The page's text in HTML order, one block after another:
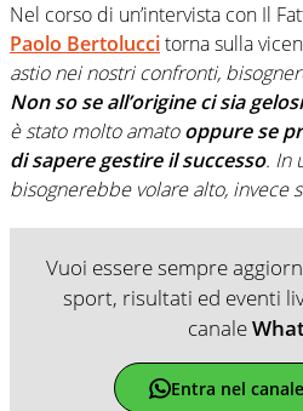
Nel corso di un’intervista con Il
Paolo Bertoluccitorna sulla
astio nei nostri confronti,
Non so se all’origine ci sia
è stato molto amatooppure se
di sapere gestire il successo. In
bisognerebbe volare alto, invece
Vuoi essere sempre
sport, risultati ed eventi
canale
Entra nel